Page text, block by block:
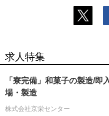
求人特集
「寮完備」和菓子の製造/即
場・製造
株式会社京栄センター